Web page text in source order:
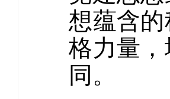
想蕴含
格力量
同。